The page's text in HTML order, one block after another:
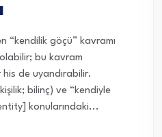
“kendilik göçü” kavramı
bu kavram
his de uyandırabilir.
bilinç) ve “kendiyle
konularındaki...